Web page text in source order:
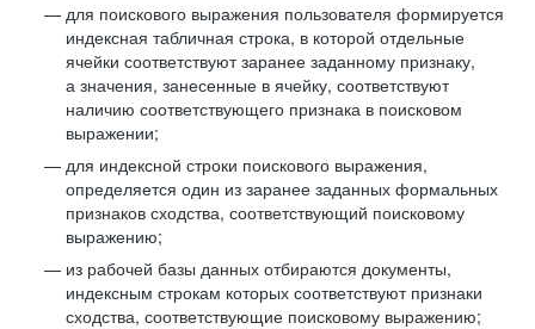
для поискового выражения пользователя формируется
индексная табличная строка, в которой отдельные
ячейки соответствуют заранее заданному признаку,
а значения, занесенные в ячейку, соответствуют
наличию соответствующего признака в поисковом
выражении;
для индексной строки поискового выражения,
определяется один из заранее заданных формальных
признаков сходства, соответствующий поисковому
выражению;
из рабочей базы данных отбираются документы,
индексным строкам которых соответствуют признаки
сходства, соответствующие поисковому выражению;